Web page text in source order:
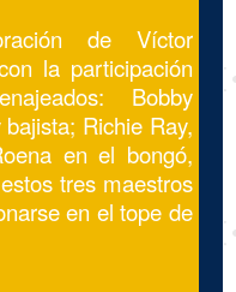
de Víctor
la participación
Bobby
Richie Ray,
en el bongó,
tres maestros
en el tope de